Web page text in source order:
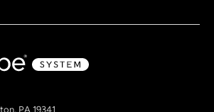
PA 19341